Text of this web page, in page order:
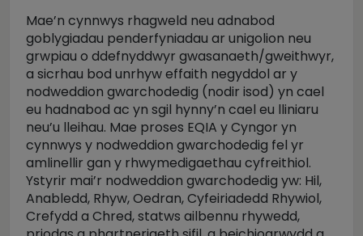
Mae’n cynnwys rhagweld neu adnabod
goblygiadau penderfyniadau ar unigolion neu
grwpiau o ddefnyddwyr gwasanaeth/gweithwyr,
a sicrhau bod unrhyw effaith negyddol ar y
nodweddion gwarchodedig (nodir isod) yn cael
eu hadnabod ac yn sgil hynny’n cael eu lliniaru
neu’u lleihau. Mae proses EQIA y Cyngor yn
cynnwys y nodweddion gwarchodedig fel yr
amlinellir gan y rhwymedigaethau cyfreithiol.
Ystyrir mai’r nodweddion gwarchodedig yw: Hil,
Anabledd, Rhyw, Oedran, Cyfeiriadedd Rhywiol,
Crefydd a Chred, statws ailbennu rhywedd,